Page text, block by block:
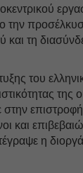
την
και τη
του
της
και
η